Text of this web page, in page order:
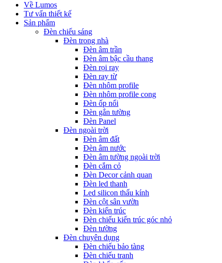
Về Lumos
Tư vấn thiết kế
Sản phẩm
Đèn chiếu sáng
Đèn trong nhà
Đèn âm trần
Đèn âm bậc cầu thang
Đèn rọi ray
Đèn ray từ
Đèn nhôm profile
Đèn nhôm profile cong
Đèn ốp nổi
Đèn gắn tường
Đèn Panel
Đèn ngoài trời
Đèn âm đất
Đèn âm nước
Đèn âm tường ngoài trời
Đèn cắm cỏ
Đèn Decor cảnh quan
Đèn led thanh
Led silicon thấu kính
Đèn cột sân vườn
Đèn kiến trúc
Đèn chiếu kiến trúc góc nhỏ
Đèn tường
Đèn chuyên dụng
Đèn chiếu bảo tàng
Đèn chiếu tranh